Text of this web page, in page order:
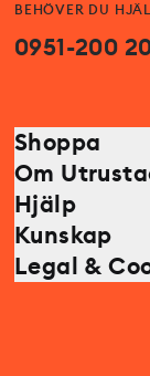
BEHÖVER DU
0951-200
Shoppa
Om
Hjälp
Kunskap
Legal &